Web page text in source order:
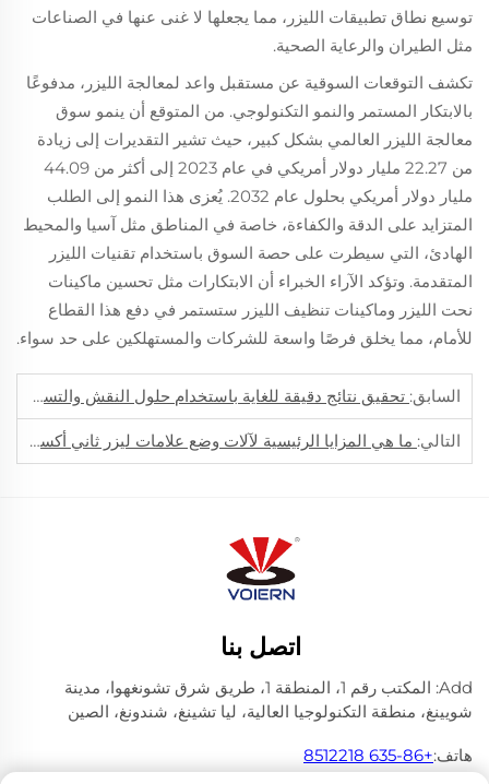
توسيع نطاق تطبيقات الليزر، مما يجعلها لا غنى عنها في الصناعات
مثل الطيران والرعاية الصحية.
تكشف التوقعات السوقية عن مستقبل واعد لمعالجة الليزر، مدفوعًا
بالابتكار المستمر والنمو التكنولوجي. من المتوقع أن ينمو سوق
معالجة الليزر العالمي بشكل كبير، حيث تشير التقديرات إلى زيادة
من 22.27 مليار دولار أمريكي في عام 2023 إلى أكثر من 44.09
مليار دولار أمريكي بحلول عام 2032. يُعزى هذا النمو إلى الطلب
المتزايد على الدقة والكفاءة، خاصة في المناطق مثل آسيا والمحيط
الهادئ، التي سيطرت على حصة السوق باستخدام تقنيات الليزر
المتقدمة. وتؤكد الآراء الخبراء أن الابتكارات مثل تحسين ماكينات
نحت الليزر وماكينات تنظيف الليزر ستستمر في دفع هذا القطاع
للأمام، مما يخلق فرصًا واسعة للشركات والمستهلكين على حد سواء.
السابق: تحقيق نتائج دقيقة للغاية باستخدام حلول النقش والتسمية بالليزر المتقدمة
التالي: ما هي المزايا الرئيسية لآلات وضع علامات ليزر ثاني أكسيد الكربون في التطبيقات عالية الدقة؟
اتصل بنا
Add: المكتب رقم 1، المنطقة 1، طريق شرق تشونغهوا، مدينة
شويينغ، منطقة التكنولوجيا العالية، ليا تشينغ، شندونغ، الصين
هاتف:+86-635 8512218